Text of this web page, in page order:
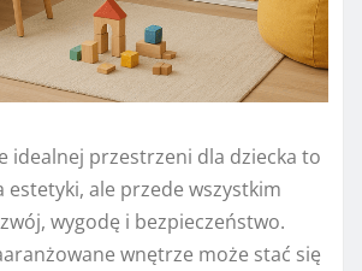
idealnej przestrzeni dla dziecka to
estetyki, ale przede wszystkim
wygodę i bezpieczeństwo.
wnętrze może stać się